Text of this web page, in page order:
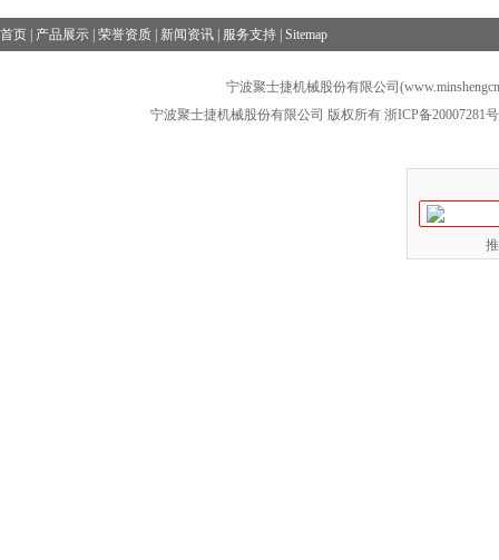
首页 产品展示 荣誉资质 新闻资讯 服务支持 Sitemap
宁波聚士捷机械股份有限公司
宁波聚士捷机械股份有限公司 版权所有 浙ICP备20007281